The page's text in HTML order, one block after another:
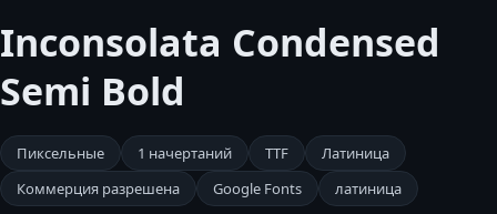
Inconsolata Condensed
Semi Bold
Пиксельные 1 начертаний TTF
Латиница
Коммерция разрешена
Google Fonts латиница